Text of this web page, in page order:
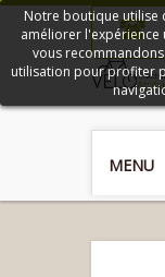
MENU
Notre boutique utilise
améliorer l'expérience
vous
utilisation pour profiter